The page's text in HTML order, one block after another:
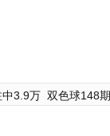
3.9万 双色球148